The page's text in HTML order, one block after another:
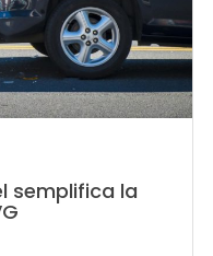
semplifica la